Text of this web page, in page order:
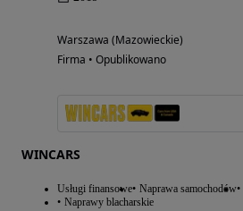
Warszawa (Mazowieckie)
Firma • Opublikowano
WINCARS
Usługi finansowe Naprawa samochodów
Naprawy blacharskie